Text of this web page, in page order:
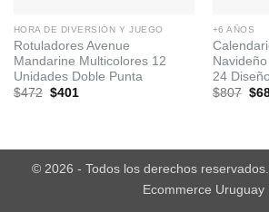
HORA DE DIVERSIÓN Y JUEGO
Rotuladores Avenue
Mandarine Multicolores 12
Unidades Doble Punta
$472 El
$401El
+6 AÑOS
24
$807 El
$
© 2026 - Todos los derechos reservados.
Ecommerce Uruguay